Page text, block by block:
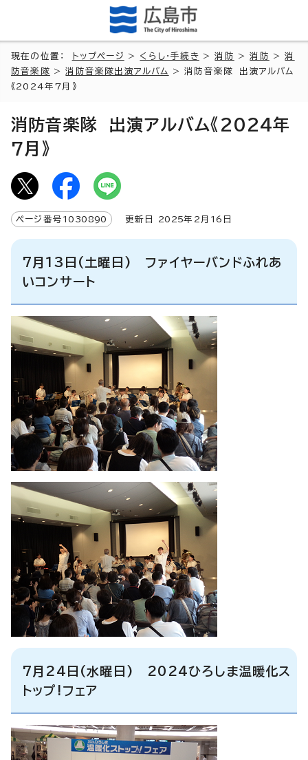
現在の位置： トップページ > くらし・手続き >消防 >消防 >消
防音楽隊 >消防音楽隊出演アルバム
> 消防音楽隊 出演アルバム
《2024年7月》
消防音楽隊 出演アルバム《2024年
7月》
ページ番号 1030890 更新日 2025年2月 16 日
7月13日(土曜日) ファイヤーバンドふれあ
いコンサート
7月24日(水曜日) 2024ひろしま温暖化ス
トップ!フェア